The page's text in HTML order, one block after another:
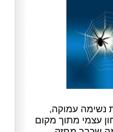
נשימה עמוקה,
עצמי מתוך מקום